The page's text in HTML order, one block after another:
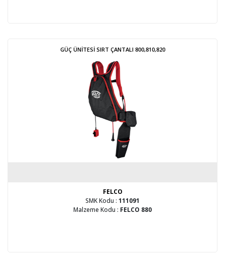
GÜÇ ÜNİTESİ SIRT ÇANTALI 800,810,820
FELCO
SMK Kodu : 111091
Malzeme Kodu : FELCO 880